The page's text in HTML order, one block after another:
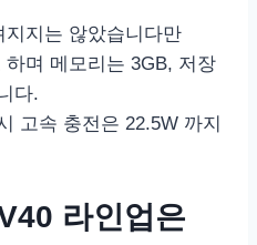
지는 않았습니다만
며 메모리는 3GB, 저장
다.
고속 충전은 22.5W 까지
라인업은